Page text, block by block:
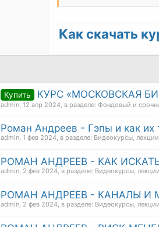
Как скачать
Купить КУРС «МОСКОВСКАЯ
admin 12 апр 2024 , в разделе: Фондовый и
Роман Андреев - Гэпы и как их
admin 1 фев 2024 , в разделе: Видеокурсы,
РОМАН АНДРЕЕВ - КАК
admin 2 фев 2024 , в разделе: Видеокурсы,
РОМАН АНДРЕЕВ - КАНАЛЫ И
admin 2 фев 2024 , в разделе: Видеокурсы,